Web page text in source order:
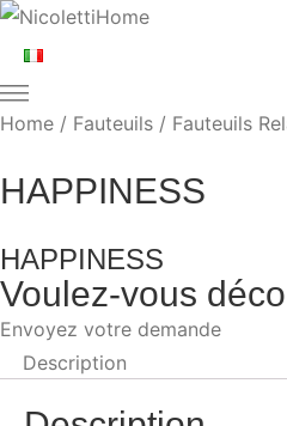
Home / Fauteuils / Fauteuils
HAPPINESS
HAPPINESS
Voulez-vous
Envoyez votre demande
Description